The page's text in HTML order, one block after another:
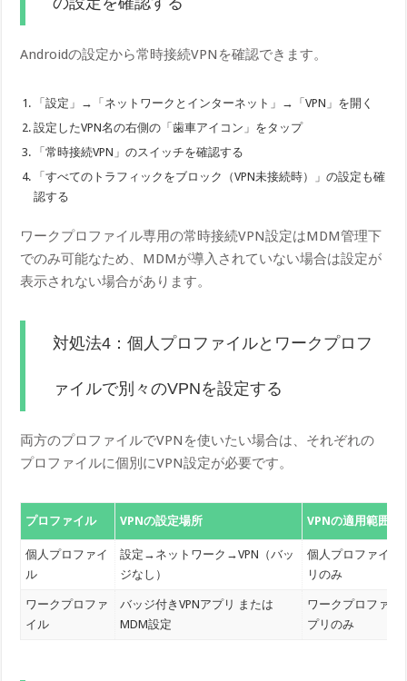
Androidの設定から常時接続VPNを確認できます。
「設定」→「ネットワークとインターネット」→「VPN」を開く
設定したVPN名の右側の「歯車アイコン」をタップ
「常時接続VPN」のスイッチを確認する
「すべてのトラフィックをブロック（VPN未接続時）」の設定も確
認する
ワークプロファイル専用の常時接続VPN設定はMDM管理下
でのみ可能なため、MDMが導入されていない場合は設定が
表示されない場合があります。
対処法4：個人プロファイルとワークプロフ
ァイルで別々のVPNを設定する
両方のプロファイルでVPNを使いたい場合は、それぞれの
プロファイルに個別にVPN設定が必要です。
プロファイル VPNの設定場所 VPNの適用範囲
個人プロファイ
ル
設定→ネットワーク→VPN（バッ
ジなし）
個人プロファイル
リのみ
ワークプロファ
イル
バッジ付きVPNアプリ または
MDM設定
ワークプロファイ
プリのみ